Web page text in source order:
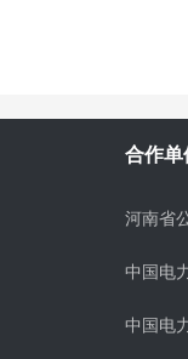
合作单
河南省
中国电
中国电